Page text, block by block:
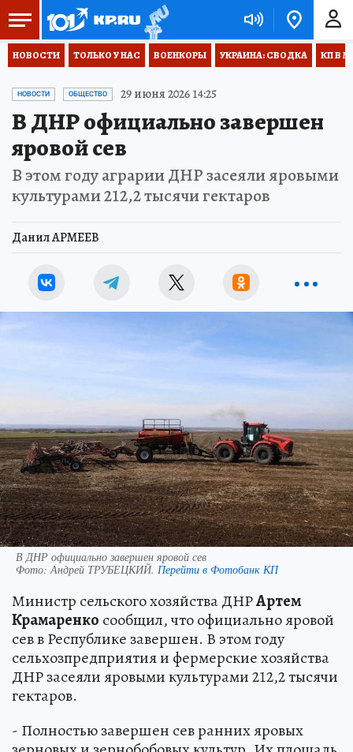
НОВОСТИ ТОЛЬКО У НАС ВОЕНКОРЫ УКРАИНА: СВОДКА КП В
НОВОСТИ ОБЩЕСТВО 29 июня 2026 14:25
В ДНР официально завершен
яровой сев
В этом году аграрии ДНР засеяли яровыми
культурами 212,2 тысячи гектаров
Данил АРМЕЕВ
В ДНР официально завершен яровой сев
Фото:Андрей ТРУБЕЦКИЙ. Перейти в Фотобанк КП
Министр сельского хозяйства ДНРАртем
Крамаренко сообщил, что официально яровой
сев в Республике завершен. В этом году
сельхозпредприятия и фермерские хозяйства
ДНР засеяли яровыми культурами 212,2 тысячи
гектаров.
- Полностью завершен сев ранних яровых